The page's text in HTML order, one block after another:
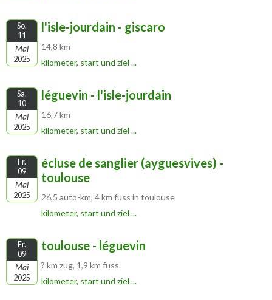
So.
11
Mai
2025
l'isle-jourdain - giscaro
14,8 km
kilometer, start und ziel ...
Sa.
10
Mai
2025
léguevin - l'isle-jourdain
16,7 km
kilometer, start und ziel ...
Fr.
09
Mai
2025
écluse de sanglier (ayguesvives) -
toulouse
26,5 auto-km, 4 km fuss in toulouse
kilometer, start und ziel ...
Fr.
09
Mai
2025
toulouse - léguevin
? km zug, 1,9 km fuss
kilometer, start und ziel ...